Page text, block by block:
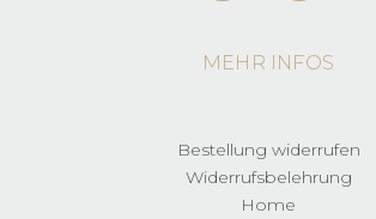
MEHR INFOS
Bestellung widerrufen
Widerrufsbelehrung
Home